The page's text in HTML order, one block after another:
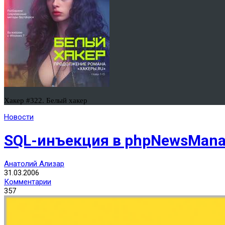
Хакер #322. Белый хакер
Новости
SQL-инъекция в
Анатолий Ализар
31.03.2006
Комментарии
357